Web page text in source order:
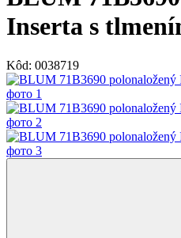
Inserta s
Kôd: 0038719